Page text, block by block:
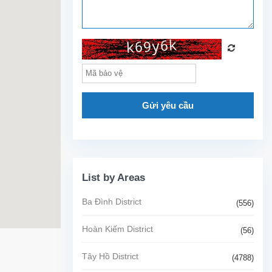
Gửi yêu cầu
List by Areas
Ba Đình District (556)
Hoàn Kiếm District (56)
Tây Hồ District (4788)